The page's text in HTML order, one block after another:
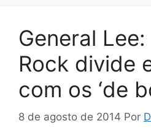
General
Rock divide
com os ‘de
8 de agosto de 2014 Por